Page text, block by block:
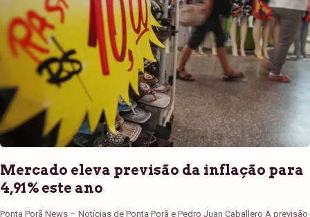
Mercado eleva previsão da inflação para
4,91% este ano
Ponta Porã News – Notícias de Ponta Porã e Pedro Juan Caballero A previsão